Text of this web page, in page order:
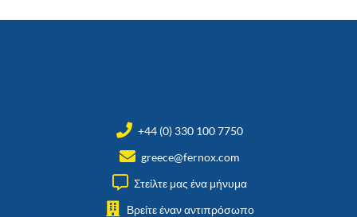
+44 (0) 330 100 7750
greece@fernox.com
Στείλτε μας ένα μήνυμα
Βρείτε έναν αντιπρόσωπο